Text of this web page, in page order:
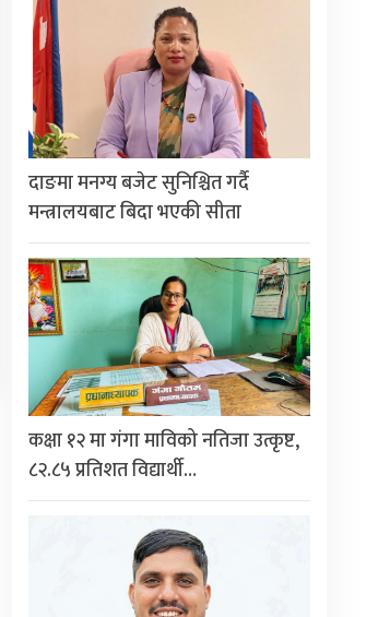
दाङमा मनग्य बजेट सुनिश्चित गर्दै
मन्त्रालयबाट बिदा भएकी सीता
कक्षा १२ मा गंगा माविको नतिजा उत्कृष्ट,
८२.८५ प्रतिशत विद्यार्थी…